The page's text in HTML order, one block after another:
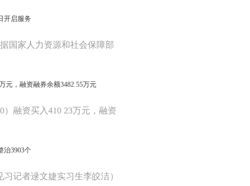
开启服务
国家人力资源和社会保障部
元，融资融券余额3482.55万元
）融资买入410 23万元，融资
治3903个
记者逯文婕实习生李皎洁）